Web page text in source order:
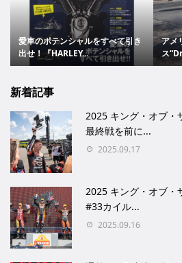
愛車のポテンシャルをすべて引き
出せ！『HARLEY...
アメ
ス
新着記事
2025 キング・オブ・
最終戦を前に...
2025.09.17
2025 キング・オブ・
#33カイル...
2025.09.16